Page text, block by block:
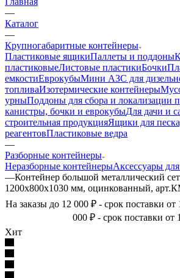
—
Каталог
—
Крупногабаритные контейнеры
Пластиковые ящикиПаллеты и поддоны
пластиковыеЛистовые пластикиБочки
емкостиЕврокубыМини АЗС для
топливаИзотермические контейнеры
урныПоддоны для сбора и локализации
канистры, бочки и еврокубыДля дачи и
строительная продукцияЯщики для
реагентовПластиковые ведра
—
Разборные контейнеры
Неразборные контейнерыАксессуары
—Контейнер большой металлический
1200х800х1030 мм, оцинкованный,
На заказы до 12 000 ₽ - срок поставки от
000 ₽ - срок поставки от
Хит